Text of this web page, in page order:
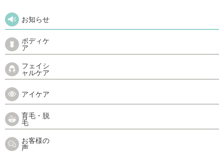
お知らせ
ボディケ
ア
フェイシ
ャルケア
アイケア
育毛・脱
毛
お客様の
声